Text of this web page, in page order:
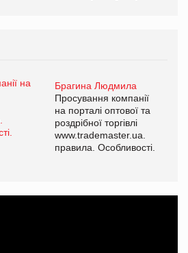
Брагина Людмила
Просування компанії
на порталі оптової та
роздрібної торгівлі
www.trademaster.ua.
правила. Особливості.